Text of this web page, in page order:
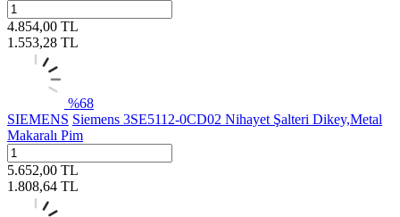
4.854,00 TL
1.553,28 TL
%68
SIEMENS Siemens 3SE5112-0CD02 Nihayet Şalteri Dikey,Metal
Makaralı Pim
5.652,00 TL
1.808,64 TL